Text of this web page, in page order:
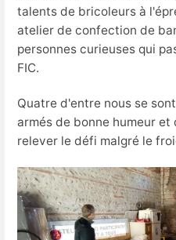
talents de bricoleurs à
atelier de confection de
personnes curieuses qui
FIC.
Quatre d'entre nous se
armés de bonne humeur
relever le défi malgré le